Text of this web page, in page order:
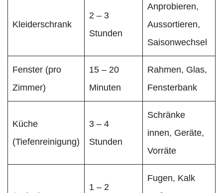
Kleiderschrank
2 – 3
Stunden
Anprobieren,
Aussortieren,
Saisonwechsel
Fenster (pro
Zimmer)
15 – 20
Minuten
Rahmen, Glas,
Fensterbank
Küche
(Tiefenreinigung)
3 – 4
Stunden
Schränke
innen, Geräte,
Vorräte
1 – 2
Fugen, Kalk